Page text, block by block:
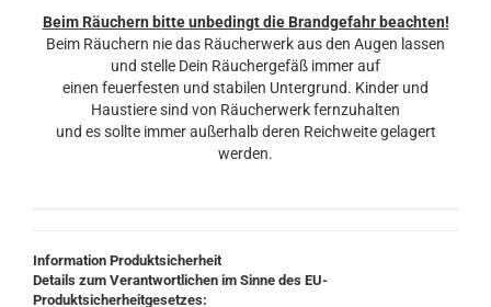
Beim Räuchern bitte unbedingt die Brandgefahr beachten!
Beim Räuchern nie das Räucherwerk aus den Augen lassen
und stelle Dein Räuchergefäß immer auf
einen feuerfesten und stabilen Untergrund. Kinder und
Haustiere sind von Räucherwerk fernzuhalten
und es sollte immer außerhalb deren Reichweite gelagert
werden.
Information Produktsicherheit
Details zum Verantwortlichen im Sinne des EU-
Produktsicherheitgesetzes: